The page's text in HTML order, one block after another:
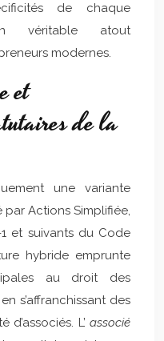
de chaque
véritable atout
modernes.
et
de la
une variante
Actions Simplifiée,
et suivants du Code
hybride emprunte
au droit des
s’affranchissant des
L’ associé